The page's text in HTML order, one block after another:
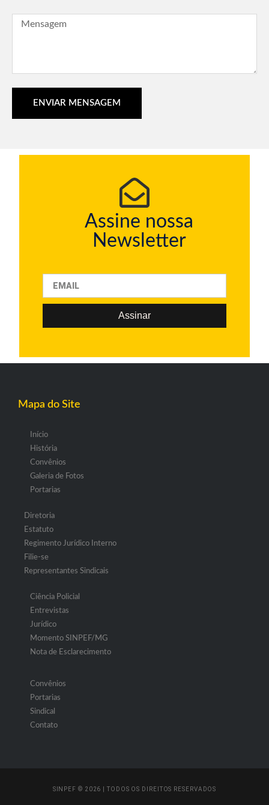
ENVIAR MENSAGEM
Assine nossa
Newsletter
Assinar
Mapa do Site
Início
História
Convênios
Galeria de Fotos
Portarias
Diretoria
Estatuto
Regimento Jurídico Interno
Filie-se
Representantes Sindicais
Ciência Policial
Entrevistas
Jurídico
Momento SINPEF/MG
Nota de Esclarecimento
Convênios
Portarias
Sindical
Contato
SINPEF © 2026 | TODOS OS DIREITOS RESERVADOS